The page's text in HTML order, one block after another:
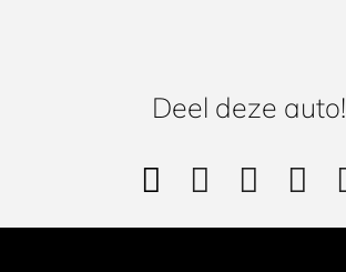
Deel deze auto!